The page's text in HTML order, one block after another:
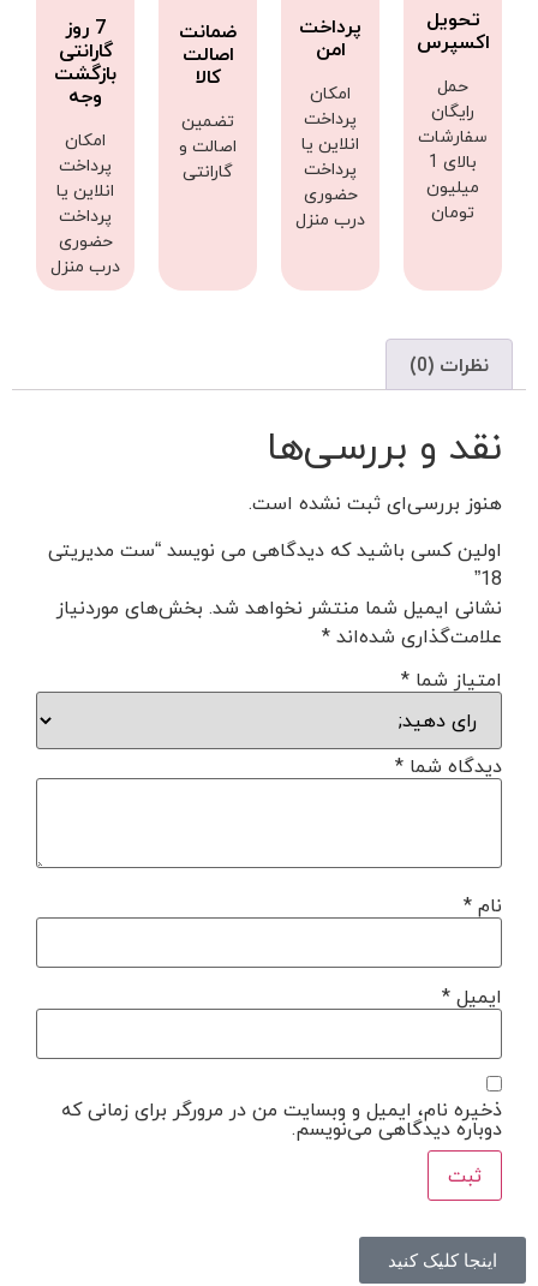
تحویل
اکسپرس
حمل
رایگان
سفارشات
بالای 1
میلیون
تومان
پرداخت
امن
امکان
پرداخت
انلاین یا
پرداخت
حضوری
درب منزل
ضمانت
اصالت
کالا
تضمین
اصالت و
گارانتی
7 روز
گارانتی
بازگشت
وجه
امکان
پرداخت
انلاین یا
پرداخت
حضوری
درب منزل
نظرات (0)
نقد و بررسی‌ها
هنوز بررسی‌ای ثبت نشده است.
اولین کسی باشید که دیدگاهی می نویسد “ست مدیریتی
18”
نشانی ایمیل شما منتشر نخواهد شد. بخش‌های موردنیاز
علامت‌گذاری شده‌اند*
امتیاز شما *
دیدگاه شما *
نام*
ایمیل*
ذخیره نام، ایمیل و وبسایت من در مرورگر برای زمانی که
دوباره دیدگاهی می‌نویسم.
اینجا کلیک کنید